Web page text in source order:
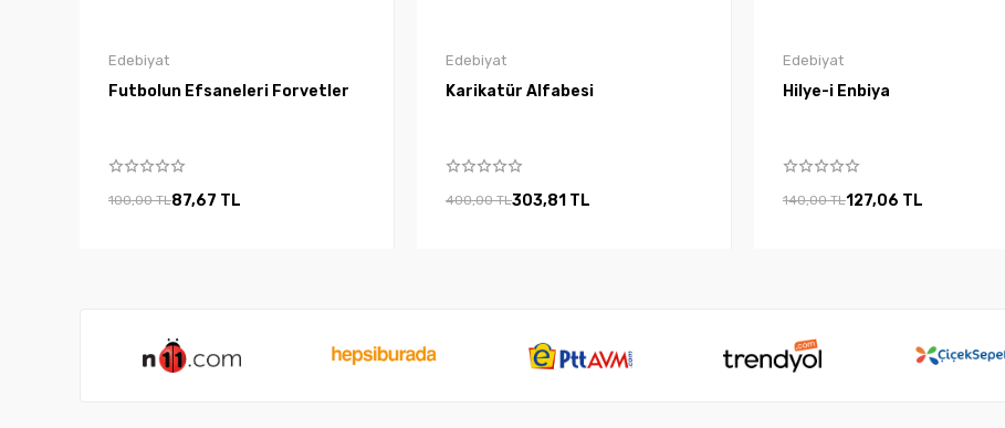
Edebiyat
Futbolun Efsaneleri Forvetler
100,00 TL87,67 TL
Edebiyat
Karikatür Alfabesi
400,00 TL303,81 TL
Edebiyat
Hilye-i Enbiya
140,00 TL127,06 TL